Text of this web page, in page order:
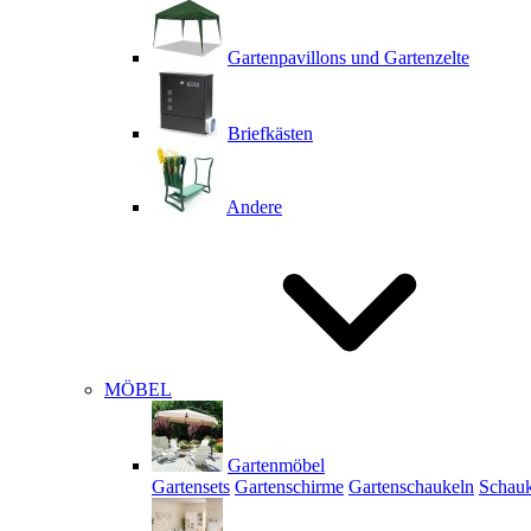
Gartenpavillons und Gartenzelte
Briefkästen
Andere
MÖBEL
Gartenmöbel
Gartensets Gartenschirme Gartenschaukeln